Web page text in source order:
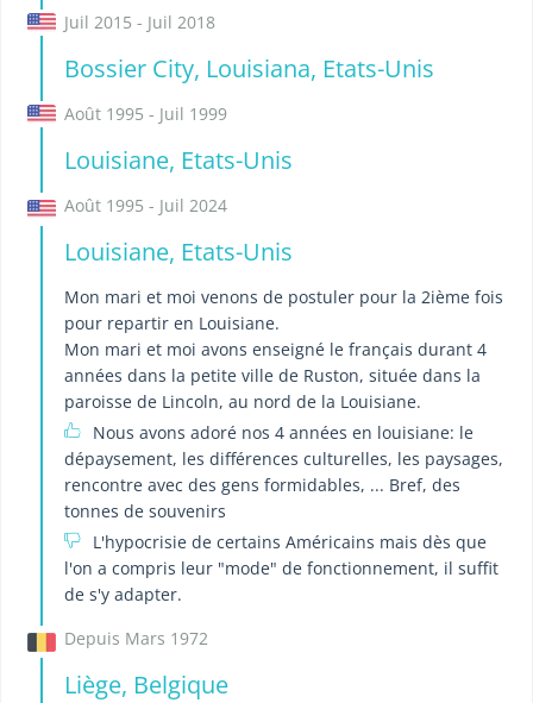
Juil 2015 - Juil 2018
Bossier City, Louisiana, Etats-Unis
Août 1995 - Juil 1999
Louisiane, Etats-Unis
Août 1995 - Juil 2024
Louisiane, Etats-Unis
Mon mari et moi venons de postuler pour la 2ième fois
pour repartir en Louisiane.
Mon mari et moi avons enseigné le français durant 4
années dans la petite ville de Ruston, située dans la
paroisse de Lincoln, au nord de la Louisiane.
Nous avons adoré nos 4 années en louisiane: le
dépaysement, les différences culturelles, les paysages,
rencontre avec des gens formidables, ... Bref, des
tonnes de souvenirs
L'hypocrisie de certains Américains mais dès que
l'on a compris leur "mode" de fonctionnement, il suffit
de s'y adapter.
Depuis Mars 1972
Liège, Belgique